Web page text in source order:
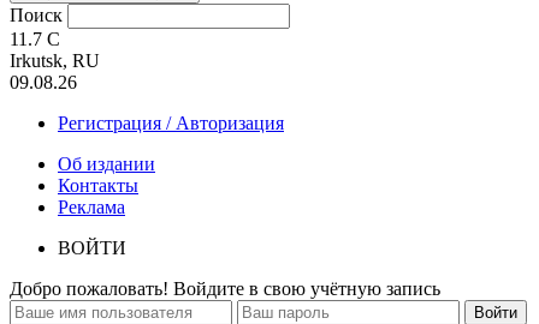
Поиск
11.7 C
Irkutsk, RU
09.08.26
Регистрация / Авторизация
Об издании
Контакты
Реклама
ВОЙТИ
Добро пожаловать! Войдите в свою учётную запись